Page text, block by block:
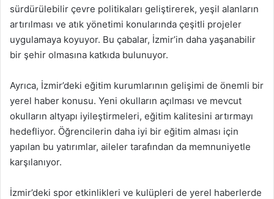
sürdürülebilir çevre politikaları geliştirerek, yeşil alanların
artırılması ve atık yönetimi konularında çeşitli projeler
uygulamaya koyuyor. Bu çabalar, İzmir’in daha yaşanabilir
bir şehir olmasına katkıda bulunuyor.
Ayrıca, İzmir’deki eğitim kurumlarının gelişimi de önemli bir
yerel haber konusu. Yeni okulların açılması ve mevcut
okulların altyapı iyileştirmeleri, eğitim kalitesini artırmayı
hedefliyor. Öğrencilerin daha iyi bir eğitim alması için
yapılan bu yatırımlar, aileler tarafından da memnuniyetle
karşılanıyor.
İzmir’deki spor etkinlikleri ve kulüpleri de yerel haberlerde